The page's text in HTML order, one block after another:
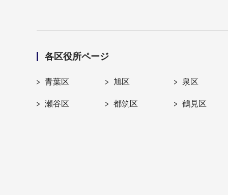
各区役所ページ
青葉区 旭区 泉区
瀬谷区 都筑区 鶴見区